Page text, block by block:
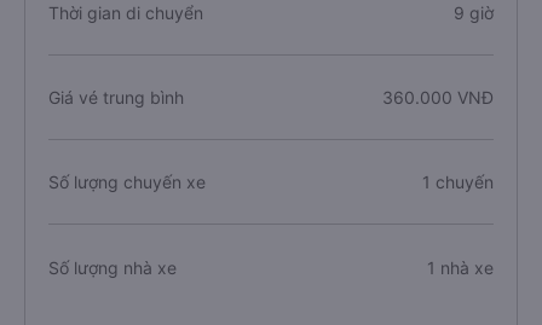
Thời gian di chuyển 9 giờ
Giá vé trung bình 360.000 VNĐ
Số lượng chuyến xe 1 chuyến
Số lượng nhà xe 1 nhà xe